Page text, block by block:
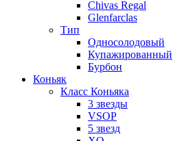
Chivas Regal
Glenfarclas
Тип
Односолодовый
Купажированный
Бурбон
Коньяк
Класс Коньяка
3 звезды
VSOP
5 звезд